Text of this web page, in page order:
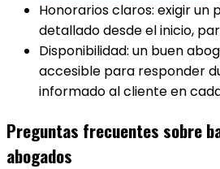
Honorarios claros: exigir un
detallado desde el inicio,
Disponibilidad: un buen
accesible para responder
informado al cliente en
Preguntas frecuentes sobre
abogados